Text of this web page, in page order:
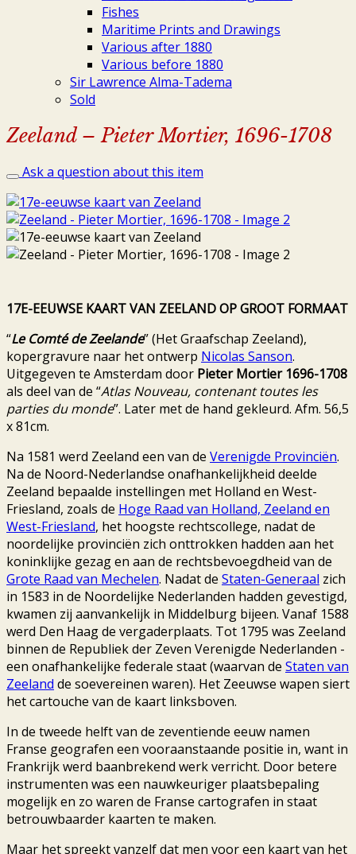
Fishes
Maritime Prints and Drawings
Various after 1880
Various before 1880
Sir Lawrence Alma-Tadema
Sold
Zeeland – Pieter Mortier, 1696-1708
Ask a question about this item
17E-EEUWSE KAART VAN ZEELAND OP GROOT FORMAAT
“Le Comté de Zeelande” (Het Graafschap Zeeland),
kopergravure naar het ontwerp Nicolas Sanson.
Uitgegeven te Amsterdam door Pieter Mortier 1696-1708
als deel van de “Atlas Nouveau, contenant toutes les
parties du monde”. Later met de hand gekleurd. Afm. 56,5
x 81cm.
Na 1581 werd Zeeland een van de Verenigde Provinciën.
Na de Noord-Nederlandse onafhankelijkheid deelde
Zeeland bepaalde instellingen met Holland en West-
Friesland, zoals de Hoge Raad van Holland, Zeeland en
West-Friesland, het hoogste rechtscollege, nadat de
noordelijke provinciën zich onttrokken hadden aan het
koninklijke gezag en aan de rechtsbevoegdheid van de
Grote Raad van Mechelen. Nadat de Staten-Generaal zich
in 1583 in de Noordelijke Nederlanden hadden gevestigd,
kwamen zij aanvankelijk in Middelburg bijeen. Vanaf 1588
werd Den Haag de vergaderplaats. Tot 1795 was Zeeland
binnen de Republiek der Zeven Verenigde Nederlanden -
een onafhankelijke federale staat (waarvan de Staten van
Zeeland de soevereinen waren). Het Zeeuwse wapen siert
het cartouche van de kaart linksboven.
In de tweede helft van de zeventiende eeuw namen
Franse geografen een vooraanstaande positie in, want in
Frankrijk werd baanbrekend werk verricht. Door betere
instrumenten was een nauwkeuriger plaatsbepaling
mogelijk en zo waren de Franse cartografen in staat
betrouwbaarder kaarten te maken.
Maar het spreekt vanzelf dat men voor een kaart van het